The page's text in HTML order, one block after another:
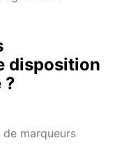
disposition
?
de marqueurs